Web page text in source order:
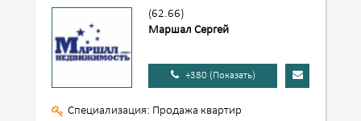
(62.66)
Маршал Сергей
+380 (Показать)
Специализация: Продажа квартир